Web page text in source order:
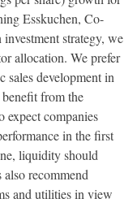
Esskuchen, Co-
strategy, we
allocation. We prefer
sales development in
from the
expect companies
in the first
liquidity should
recommend
and utilities in view